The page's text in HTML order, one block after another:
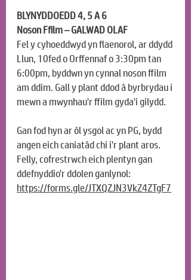
BLYNYDDOEDD 4, 5 A 6
Noson Ffilm – GALWAD OLAF
Fel y cyhoeddwyd yn flaenorol, ar ddydd
Llun, 10fed o Orffennaf o 3:30pm tan
6:00pm, byddwn yn cynnal noson ffilm
am ddim. Gall y plant ddod â byrbrydau i
mewn a mwynhau'r ffilm gyda'i gilydd.
Gan fod hyn ar ôl ysgol ac yn PG, bydd
angen eich caniatâd chi i'r plant aros.
Felly, cofrestrwch eich plentyn gan
ddefnyddio'r ddolen ganlynol:
https://forms.gle/JTXQZJN3VkZ4ZTgF7